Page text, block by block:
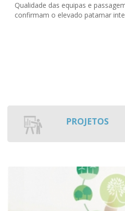
Qualidade das equipas e
confirmam o elevado patamar
PROJETOS